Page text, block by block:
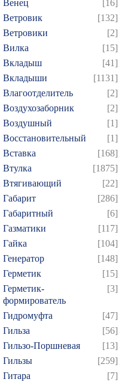
Венец
[16]
Ветровик
[132]
Ветровики
[2]
Вилка
[15]
Вкладыш
[41]
Вкладыши
[1131]
Влагоотделитель
[2]
Воздухозаборник
[2]
Воздушный
[1]
Восстановительный
[1]
Вставка
[168]
Втулка
[1875]
Втягивающий
[22]
Габарит
[286]
Габаритный
[6]
Газматики
[117]
Гайка
[104]
Генератор
[148]
Герметик
[15]
Герметик-
формирователь
[3]
Гидромуфта
[47]
Гильза
[56]
Гильзо-Поршневая
[13]
Гильзы
[259]
Гитара
[7]